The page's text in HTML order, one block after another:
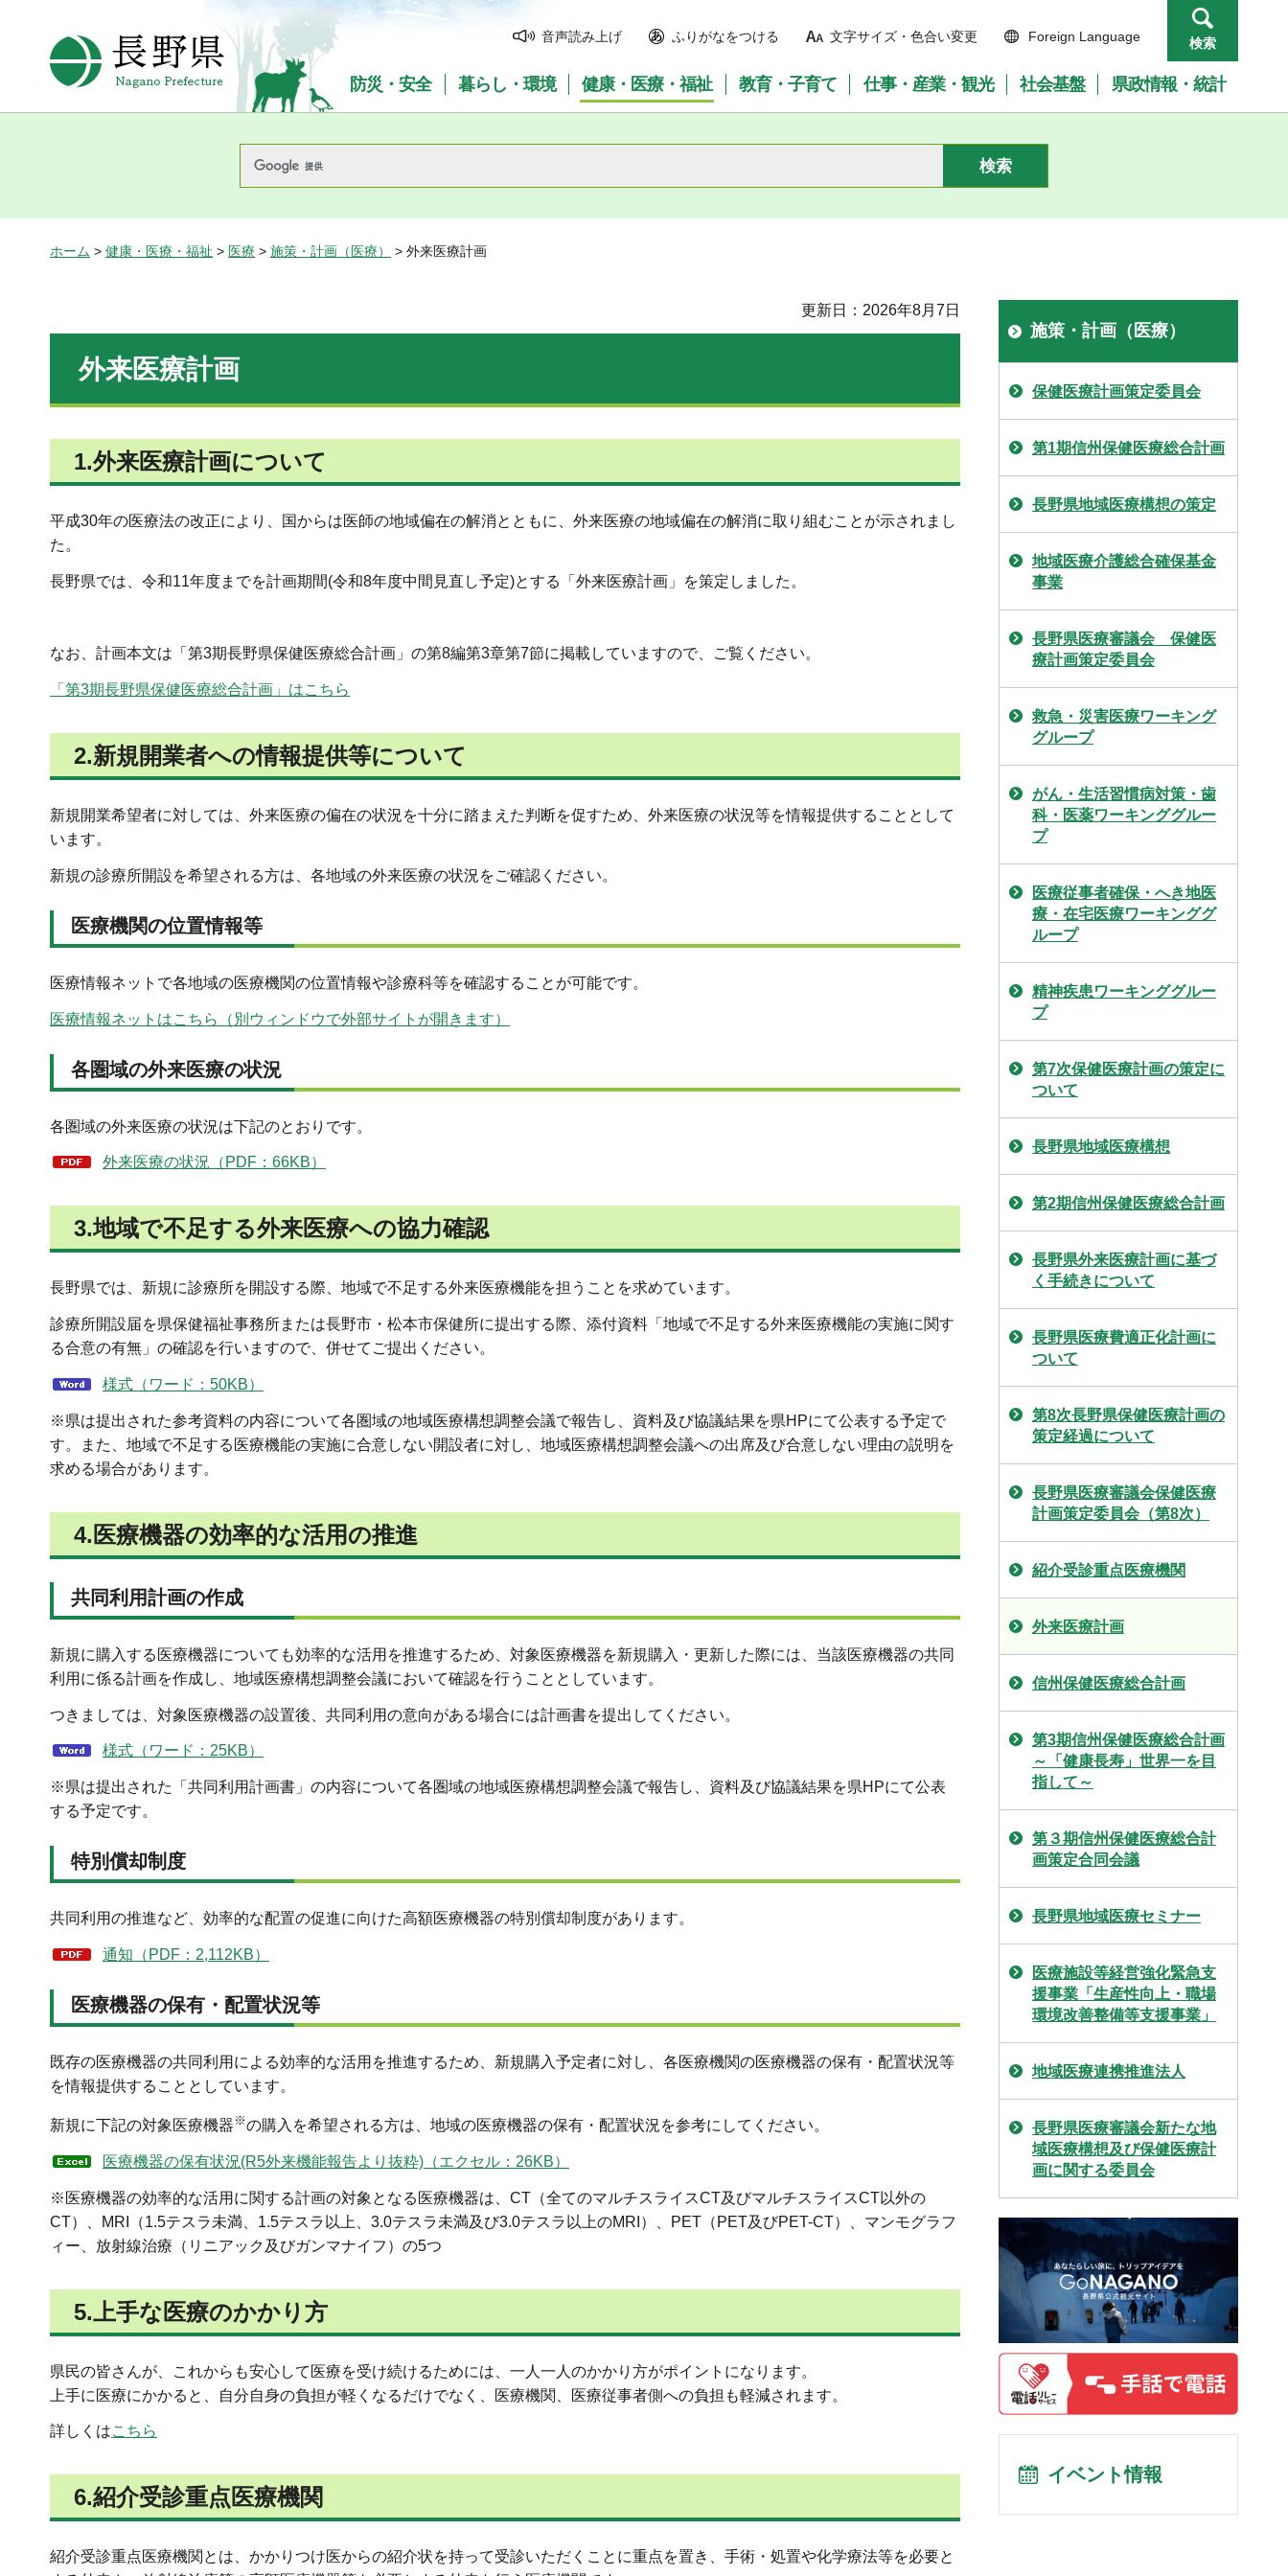
長野県Nagano Prefecture
音声読み上げ ふりがなをつける 文字サイズ・色合い変更 Foreign Language 検索
防災・安全 暮らし・環境 健康・医療・福祉 教育・子育て 仕事・産業・観光 社会基盤 県政情報・統計
ホーム > 健康・医療・福祉 > 医療 > 施策・計画（医療） > 外来医療計画
更新日：2026年8月7日
外来医療計画
1.外来医療計画について
平成30年の医療法の改正により、国からは医師の地域偏在の解消とともに、外来医療の地域偏在の解消に取り組むことが示されまし
た。
長野県では、令和11年度までを計画期間(令和8年度中間見直し予定)とする「外来医療計画」を策定しました。
なお、計画本文は「第3期長野県保健医療総合計画」の第8編第3章第7節に掲載していますので、ご覧ください。
「第3期長野県保健医療総合計画」はこちら
2.新規開業者への情報提供等について
新規開業希望者に対しては、外来医療の偏在の状況を十分に踏まえた判断を促すため、外来医療の状況等を情報提供することとして
います。
新規の診療所開設を希望される方は、各地域の外来医療の状況をご確認ください。
医療機関の位置情報等
医療情報ネットで各地域の医療機関の位置情報や診療科等を確認することが可能です。
医療情報ネットはこちら（別ウィンドウで外部サイトが開きます）
各圏域の外来医療の状況
各圏域の外来医療の状況は下記のとおりです。
外来医療の状況（PDF：66KB）
3.地域で不足する外来医療への協力確認
長野県では、新規に診療所を開設する際、地域で不足する外来医療機能を担うことを求めています。
診療所開設届を県保健福祉事務所または長野市・松本市保健所に提出する際、添付資料「地域で不足する外来医療機能の実施に関す
る合意の有無」の確認を行いますので、併せてご提出ください。
様式（ワード：50KB）
※県は提出された参考資料の内容について各圏域の地域医療構想調整会議で報告し、資料及び協議結果を県HPにて公表する予定で
す。また、地域で不足する医療機能の実施に合意しない開設者に対し、地域医療構想調整会議への出席及び合意しない理由の説明を
求める場合があります。
4.医療機器の効率的な活用の推進
共同利用計画の作成
新規に購入する医療機器についても効率的な活用を推進するため、対象医療機器を新規購入・更新した際には、当該医療機器の共同
利用に係る計画を作成し、地域医療構想調整会議において確認を行うこととしています。
つきましては、対象医療機器の設置後、共同利用の意向がある場合には計画書を提出してください。
様式（ワード：25KB）
※県は提出された「共同利用計画書」の内容について各圏域の地域医療構想調整会議で報告し、資料及び協議結果を県HPにて公表
する予定です。
特別償却制度
共同利用の推進など、効率的な配置の促進に向けた高額医療機器の特別償却制度があります。
通知（PDF：2,112KB）
医療機器の保有・配置状況等
既存の医療機器の共同利用による効率的な活用を推進するため、新規購入予定者に対し、各医療機関の医療機器の保有・配置状況等
を情報提供することとしています。
新規に下記の対象医療機器 ※の購入を希望される方は、地域の医療機器の保有・配置状況を参考にしてください。
医療機器の保有状況(R5外来機能報告より抜粋)（エクセル：26KB）
※医療機器の効率的な活用に関する計画の対象となる医療機器は、CT（全てのマルチスライスCT及びマルチスライスCT以外の
CT）、MRI（1.5テスラ未満、1.5テスラ以上、3.0テスラ未満及び3.0テスラ以上のMRI）、PET（PET及びPET-CT）、マンモグラフ
ィー、放射線治療（リニアック及びガンマナイフ）の5つ
5.上手な医療のかかり方
県民の皆さんが、これからも安心して医療を受け続けるためには、一人一人のかかり方がポイントになります。
上手に医療にかかると、自分自身の負担が軽くなるだけでなく、医療機関、医療従事者側への負担も軽減されます。
詳しくはこちら
6.紹介受診重点医療機関
紹介受診重点医療機関とは、かかりつけ医からの紹介状を持って受診いただくことに重点を置き、手術・処置や化学療法等を必要と
施策・計画（医療）
保健医療計画策定委員会
第1期信州保健医療総合計画
長野県地域医療構想の策定
地域医療介護総合確保基金
事業
長野県医療審議会 保健医
療計画策定委員会
救急・災害医療ワーキング
グループ
がん・生活習慣病対策・歯
科・医薬ワーキンググルー
プ
医療従事者確保・へき地医
療・在宅医療ワーキンググ
ループ
精神疾患ワーキンググルー
プ
第7次保健医療計画の策定に
ついて
長野県地域医療構想
第2期信州保健医療総合計画
長野県外来医療計画に基づ
く手続きについて
長野県医療費適正化計画に
ついて
第8次長野県保健医療計画の
策定経過について
長野県医療審議会保健医療
計画策定委員会（第8次）
紹介受診重点医療機関
外来医療計画
信州保健医療総合計画
第3期信州保健医療総合計画
～「健康長寿」世界一を目
指して～
第３期信州保健医療総合計
画策定合同会議
長野県地域医療セミナー
医療施設等経営強化緊急支
援事業「生産性向上・職場
環境改善整備等支援事業」
地域医療連携推進法人
長野県医療審議会新たな地
域医療構想及び保健医療計
画に関する委員会
イベント情報